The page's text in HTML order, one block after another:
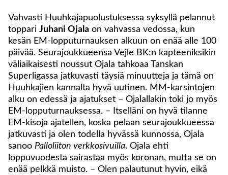
Vahvasti Huuhkajapuolustuksessa syksyllä pelannut
toppari Juhani Ojala on vahvassa vedossa, kun
kesän EM-lopputurnauksen alkuun on enää alle 100
päivää. Seurajoukkueensa Vejle BK:n kapteeniksikin
väliaikaisesti noussut Ojala tahkoaa Tanskan
Superligassa jatkuvasti täysiä minuutteja ja tämä on
Huuhkajien kannalta hyvä uutinen. MM-karsintojen
alku on edessä ja ajatukset – Ojalallakin toki jo myös
EM-lopputurnauksessa. – Itselläni on hyvä tilanne
EM-kisoja ajatellen, koska pelaan seurajoukkueessa
jatkuvasti ja olen todella hyvässä kunnossa, Ojala
sanoo Palloliiton verkkosivuilla. Ojala ehti
loppuvuodesta sairastaa myös koronan, mutta se on
enää pelkkä muisto. – Olen palautunut hyvin, eikä